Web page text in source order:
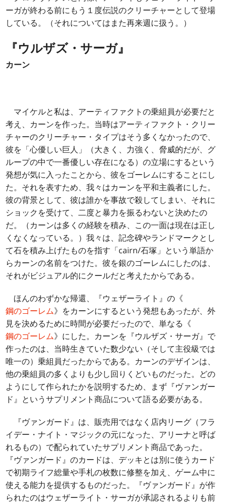
ーガが終わる前にもう１度伝説のクリーチャーとして登場
している。（それについてはまた再来週に扱う。）
『ウルザズ・サーガ』
カーン
マイケルと私は、アーティファクトの乗組員が必要だと
考え、カーンを作った。当時はアーティファクト・クリー
チャーのクリーチャー・タイプはそう多くなかったので、
彼を「心優しい巨人」（大きく、力強く、脅威的だが、グ
ループの中で一番優しい存在になる）の立場にするという
発想が気に入ったことから、彼をゴーレムにすることにし
た。それを表すため、我々はカーンを平和主義者にした。
彼の背景として、彼は誰かを事故で殺してしまい、それに
ショックを受けて、二度と暴力を振るわないと決めたの
だ。（カーンは多くの経験を積み、この一面は現在は正し
くなくなっている。）我々は、記念碑やランドマークとし
て石を積み上げたものを指す「cairn/石塚」という単語か
らカーンの名前をつけた。彼を銀のゴーレムにしたのは、
それがビジュアル的にクールだと考えたからである。
ほんのわずかな帰還、『ウェザーライト』の《
鋼のゴーレム》をカーンにするという発想もあったが、外
見を決めるために時間が必要だったので、単なる《
鋼のゴーレム》にした。カーンを『ウルザズ・サーガ』で
作ったのは、当時生きていた数少ない（そして主役級では
唯一の）乗組員だったからである。カーンのデザインは、
他の乗組員の多くよりも少し回りくどいものだった。どの
ようにして作られたかを説明するため、まず『ヴァンガー
ド』というサプリメント商品について語る必要がある。
『ヴァンガード』は、販売用ではなく店内リーグ（フラ
イデー・ナイト・マジックの元になった、アリーナと呼ば
れるもの）で配られていたサプリメント商品であった。
『ヴァンガード』のカードは、デッキとは別に使うカード
で初期ライフ総量や手札の枚数に修整を加え、ゲーム中に
使える能力を提供するものだった。『ヴァンガード』が作
られたのはウェザーライト・サーガが承認されるよりも前